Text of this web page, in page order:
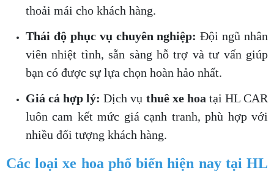
thoải mái cho khách hàng.
Thái độ phục vụ chuyên nghiệp: Đội ngũ nhân
viên nhiệt tình, sẵn sàng hỗ trợ và tư vấn giúp
bạn có được sự lựa chọn hoàn hảo nhất.
Giá cả hợp lý: Dịch vụ thuê xe hoa tại HL CAR
luôn cam kết mức giá cạnh tranh, phù hợp với
nhiều đối tượng khách hàng.
Các loại xe hoa phổ biến hiện nay tại HL